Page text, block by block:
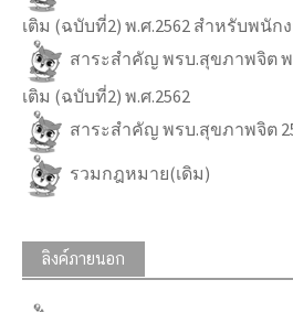
เติม (ฉบับที่2) พ.ศ.2562 สำหรับพนัก
สาระสำคัญ พรบ.สุขภาพจิต พ
เติม (ฉบับที่2) พ.ศ.2562
สาระสำคัญ พรบ.สุขภาพจิต
รวมกฎหมาย(เดิม)
ลิงค์ภายนอก